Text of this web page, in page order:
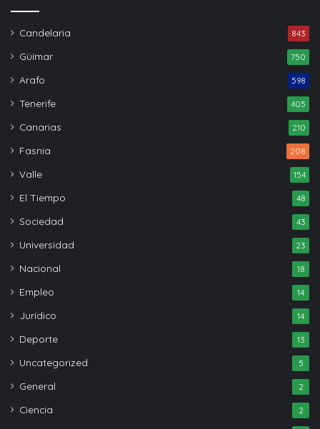
Candelaria 843
Güímar 750
Arafo 598
Tenerife 405
Canarias 210
Fasnia 208
Valle 154
El Tiempo 48
Sociedad 43
Universidad 23
Nacional 18
Empleo 14
Jurídico 14
Deporte 13
Uncategorized 5
General 2
Ciencia 2